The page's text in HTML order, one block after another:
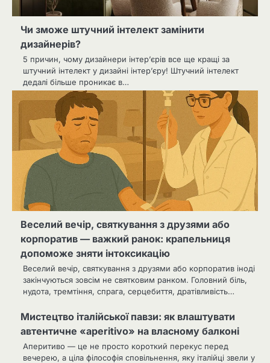
Чи зможе штучний інтелект замінити
дизайнерів?
5 причин, чому дизайнери інтер’єрів все ще кращі за
штучний інтелект у дизайні інтер’єру! Штучний інтелект
дедалі більше проникає в…
Веселий вечір, святкування з друзями або
корпоратив — важкий ранок: крапельниця
допоможе зняти інтоксикацію
Веселий вечір, святкування з друзями або корпоратив іноді
закінчуються зовсім не святковим ранком. Головний біль,
нудота, тремтіння, спрага, серцебиття, дратівливість…
Мистецтво італійської павзи: як влаштувати
автентичне «aperitivo» на власному балконі
Аперитиво — це не просто короткий перекус перед
вечерею, а ціла філософія сповільнення, яку італійці звели у